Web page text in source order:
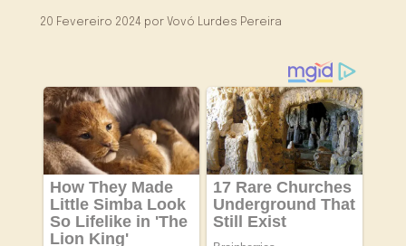
20 Fevereiro 2024 por Vovó Lurdes Pereira